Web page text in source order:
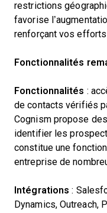
restrictions
favorise
renforçant vos
Fonctionnalités
Fonctionnalités :
de contacts vérifiés
Cognism propose
identifier les
constitue une
entreprise de
Intégrations :
Dynamics, Outreach,